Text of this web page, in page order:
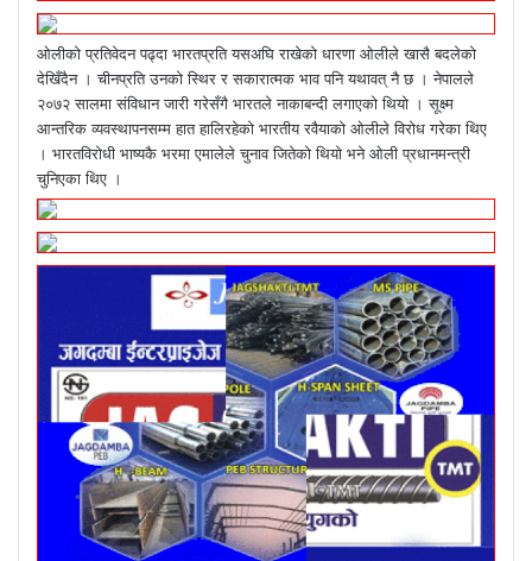
ओलीको प्रतिवेदन पढ्दा भारतप्रति यसअघि राखेको धारणा ओलीले खासै बदलेको
देखिँदैन । चीनप्रति उनको स्थिर र सकारात्मक भाव पनि यथावत् नै छ । नेपालले
२०७२ सालमा संविधान जारी गरेसँगै भारतले नाकाबन्दी लगाएको थियो । सूक्ष्म
आन्तरिक व्यवस्थापनसम्म हात हालिरहेको भारतीय रवैयाको ओलीले विरोध गरेका थिए
। भारतविरोधी भाष्यकै भरमा एमालेले चुनाव जितेको थियो भने ओली प्रधानमन्त्री
चुनिएका थिए ।